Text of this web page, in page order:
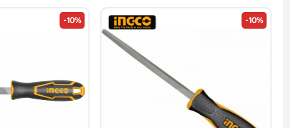
-10% -10%